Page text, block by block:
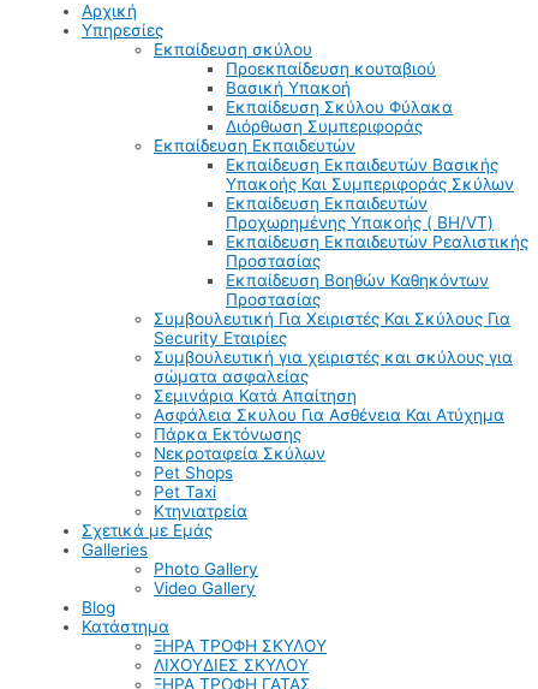
Αρχική
Υπηρεσίες
Εκπαίδευση σκύλου
Προεκπαίδευση κουταβιού
Βασική Υπακοή
Εκπαίδευση Σκύλου Φύλακα
Διόρθωση Συμπεριφοράς
Εκπαίδευση Εκπαιδευτών
Εκπαίδευση Εκπαιδευτών Βασικής
Υπακοής Και Συμπεριφοράς Σκύλων
Εκπαίδευση Εκπαιδευτών
Προχωρημένης Υπακοής ( BH/VT)
Εκπαίδευση Εκπαιδευτών Ρεαλιστικής
Προστασίας
Εκπαίδευση Βοηθών Καθηκόντων
Προστασίας
Συμβουλευτική Για Χειριστές Και Σκύλους Για
Security Εταιρίες
Συμβουλευτική για χειριστές και σκύλους για
σώματα ασφαλείας
Σεμινάρια Κατά Απαίτηση
Ασφάλεια Σκυλου Για Ασθένεια Και Ατύχημα
Πάρκα Εκτόνωσης
Νεκροταφεία Σκύλων
Pet Shops
Pet Taxi
Κτηνιατρεία
Σχετικά με Εμάς
Galleries
Photo Gallery
Video Gallery
Blog
Κατάστημα
ΞΗΡΑ ΤΡΟΦΗ ΣΚΥΛΟΥ
ΛΙΧΟΥΔΙΕΣ ΣΚΥΛΟΥ
ΞΗΡΑ ΤΡΟΦΗ ΓΑΤΑΣ